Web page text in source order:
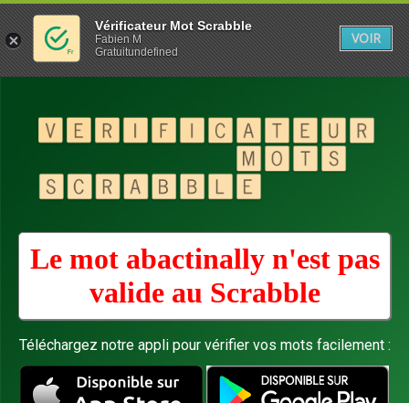
Le mot abactinally n'est pas
valide au Scrabble
Téléchargez notre appli pour vérifier vos mots facilement :
Vérificateur Mot Scrabble
Fabien M
Gratuitundefined
VOIR